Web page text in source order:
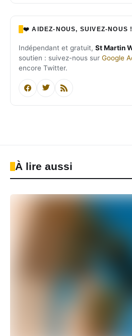
❤️ AIDEZ-NOUS, SUIVEZ-NOUS !
Indépendant et gratuit, St Martin
soutien : suivez-nous sur Google
encore Twitter.
À lire aussi